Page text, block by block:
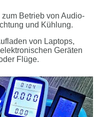
zum Betrieb von Audio-
und Kühlung.
von Laptops,
Geräten
Flüge.